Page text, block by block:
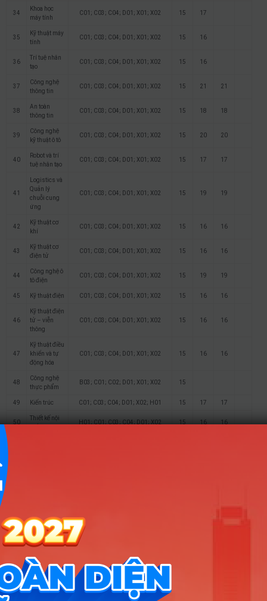
34
Khoa học
máy tính
C01; C03; C04; D01; X01; X02 15 17
35
Kỹ thuật máy
tính
C01; C03; C04; D01; X01; X02 15 16
36
Trí tuệ nhân
tạo
C01; C03; C04; D01; X01; X02 15 16
37
Công nghệ
thông tin
C01; C03; C04; D01; X01; X02 15 21 21
38
An toàn
thông tin
C01; C03; C04; D01; X01; X02 15 18 18
39
Công nghệ
kỹ thuật ô tô
C01; C03; C04; D01; X01; X02 15 20 20
40
Robot và trí
tuệ nhân tạo
C01; C03; C04; D01; X01; X02 15 17 17
41
Logistics và
Quản lý
chuỗi cung
ứng
C01; C03; C04; D01; X01; X02 15 19 19
42
Kỹ thuật cơ
khí
C01; C03; C04; D01; X01; X02 15 16 16
43
Kỹ thuật cơ
điện tử
C01; C03; C04; D01; X01; X02 15 16 16
44
Công nghệ ô
tô điện
C01; C03; C04; D01; X01; X02 15 19 19
45 Kỹ thuật điện C01; C03; C04; D01; X01; X02 15 16 16
46
Kỹ thuật điện
tử – viễn
thông
C01; C03; C04; D01; X01; X02 15 16 16
47
Kỹ thuật điều
khiển và tự
động hóa
C01; C03; C04; D01; X01; X02 15 16 16
48
Công nghệ
thực phẩm
B03; C01; C02; D01; X01; X02 15
49 Kiến trúc C01; C03; C04; D01; X02; H01 15 17 17
50
Thiết kế nội
H01; C01; C03; C04; D01; X02 15 16 16
54
Quản trị
khách sạn
C01; C03; C04; D01; X01; X02
Quản trị nhà
hàng và dịch
vụ ăn uống
C01; C03; C04; D01; X01; X02
56
Quản lý thể
dục thể thao
C01; C03; C04; D01; X01; X02